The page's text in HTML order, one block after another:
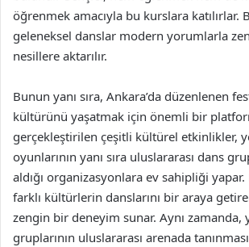
öğrenmek amacıyla bu kurslara katılırlar.
geleneksel danslar modern yorumlarla
nesillere aktarılır.
Bunun yanı sıra, Ankara’da düzenlenen
kültürünü yaşatmak için önemli bir
gerçekleştirilen çeşitli kültürel etkinlikler,
oyunlarının yanı sıra uluslararası dans
aldığı organizasyonlara ev sahipliği
farklı kültürlerin danslarını bir araya
zengin bir deneyim sunar. Aynı zamanda,
gruplarının uluslararası arenada